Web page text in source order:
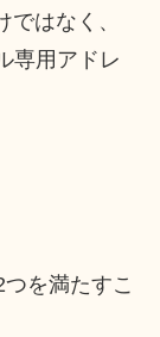
はなく、
専用アドレ
を満たすこ